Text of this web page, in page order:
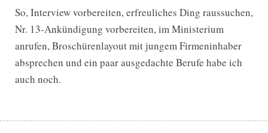
So, Interview vorbereiten, erfreuliches Ding raussuchen,
Nr. 13-Ankündigung vorbereiten, im Ministerium
anrufen, Broschürenlayout mit jungem Firmeninhaber
absprechen und ein paar ausgedachte Berufe habe ich
auch noch.